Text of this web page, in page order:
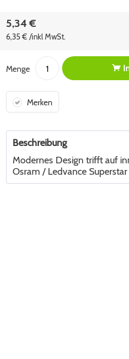
5,34 €
6,35 € /inkl MwSt.
Menge
Merken
Beschreibung
Modernes Design trifft auf
Osram / Ledvance Superstar